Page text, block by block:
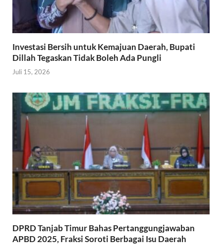
Investasi Bersih untuk Kemajuan Daerah, Bupati
Dillah Tegaskan Tidak Boleh Ada Pungli
Juli 15, 2026
DPRD Tanjab Timur Bahas Pertanggungjawaban
APBD 2025, Fraksi Soroti Berbagai Isu Daerah